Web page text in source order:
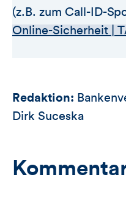
(z.B. zum Call-ID-
Online-Sicherheit |
Redaktion:
Dirk Suceska